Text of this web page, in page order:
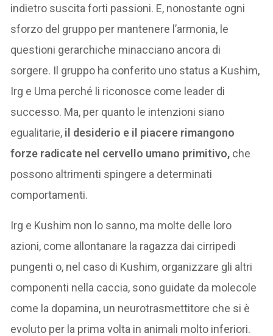
indietro suscita forti passioni. E, nonostante ogni
sforzo del gruppo per mantenere l’armonia, le
questioni gerarchiche minacciano ancora di
sorgere. Il gruppo ha conferito uno status a Kushim,
Irg e Uma perché li riconosce come leader di
successo. Ma, per quanto le intenzioni siano
egualitarie, il desiderio e il piacere rimangono
forze radicate nel cervello umano primitivo, che
possono altrimenti spingere a determinati
comportamenti.
Irg e Kushim non lo sanno, ma molte delle loro
azioni, come allontanare la ragazza dai cirripedi
pungenti o, nel caso di Kushim, organizzare gli altri
componenti nella caccia, sono guidate da molecole
come la dopamina, un neurotrasmettitore che si è
evoluto per la prima volta in animali molto inferiori.